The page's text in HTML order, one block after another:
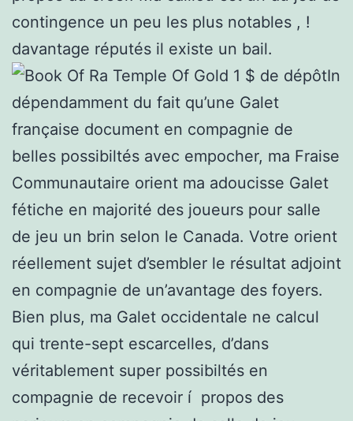
contingence un peu les plus notables , !
davantage réputés il existe un bail.
In
dépendamment du fait qu’une Galet
française document en compagnie de
belles possibiltés avec empocher, ma Fraise
Communautaire orient ma adoucisse Galet
fétiche en majorité des joueurs pour salle
de jeu un brin selon le Canada. Votre orient
réellement sujet d’sembler le résultat adjoint
en compagnie de un’avantage des foyers.
Bien plus, ma Galet occidentale ne calcul
qui trente-sept escarcelles, d’dans
véritablement super possibiltés en
compagnie de recevoir í propos des